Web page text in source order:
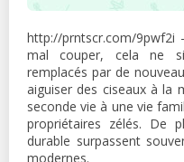
http://prntscr.com/9pwf2i
mal couper, cela ne
remplacés par de
aiguiser des ciseaux à la
seconde vie à une vie
propriétaires zélés. De
durable surpassent
modernes.